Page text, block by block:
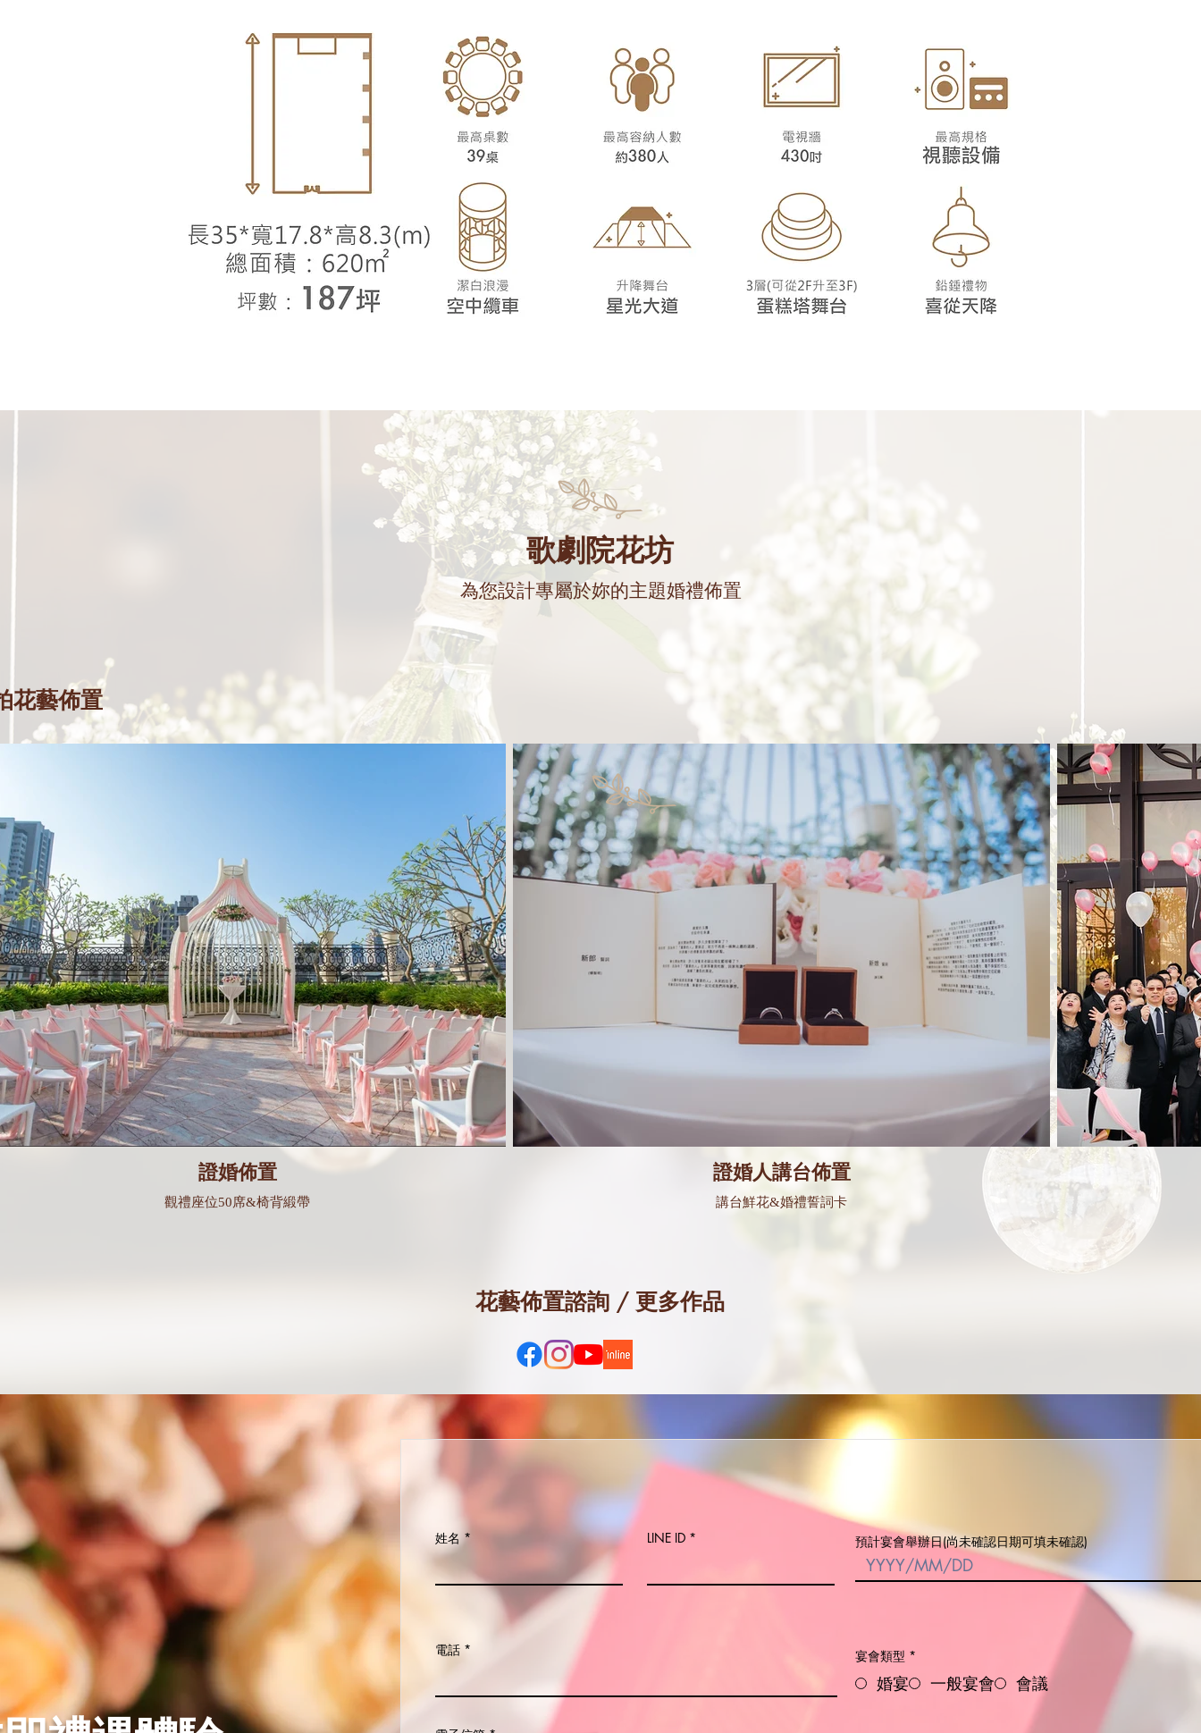
​歌劇院花坊
為您設計專屬於妳的主題婚禮佈置
花藝佈置
證婚佈置
觀禮座位50席&椅背緞帶
證婚人講台佈置
講台鮮花&婚禮誓詞卡
​花藝佈置諮詢 / 更多作品
姓名 LINE ID 預計宴會舉辦日(尚未確認日期可填未確認)
電話 宴會類型 *
婚宴 一般宴會 會議